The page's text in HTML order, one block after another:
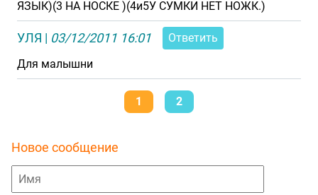
ЯЗЫК)(3 НА НОСКЕ )(4и5У СУМКИ НЕТ НОЖК.)
УЛЯ | 03/12/2011 16:01
Ответить
Для малышни
1 2
Новое сообщение